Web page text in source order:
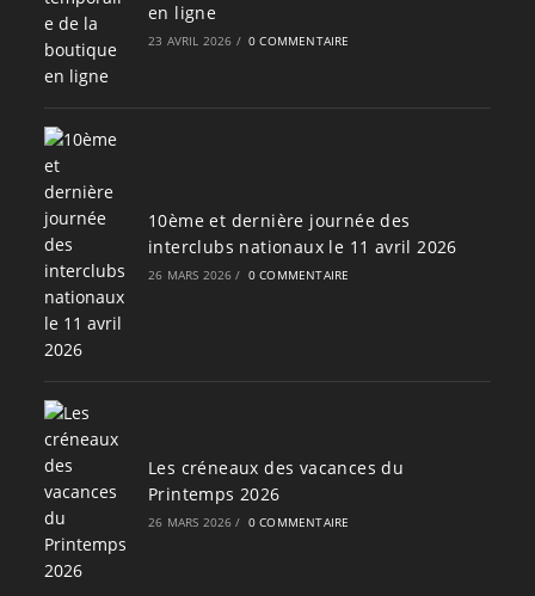
en ligne
23 AVRIL 2026 / 0 COMMENTAIRE
10ème et dernière journée des
interclubs nationaux le 11 avril 2026
26 MARS 2026 / 0 COMMENTAIRE
Les créneaux des vacances du
Printemps 2026
26 MARS 2026 / 0 COMMENTAIRE